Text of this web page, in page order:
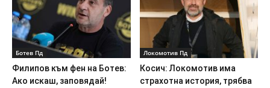
Ботев Пд
Филипов към фен на Ботев:
Ако искаш, заповядай!
Локомотив Пд
Косич: Локомотив има
страхотна история, трябва